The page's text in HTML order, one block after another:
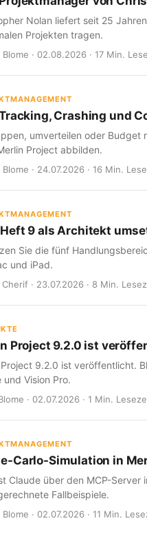
Nolan liefert seit 25
Projekten tragen.
Blome · 02.08.2026 · 17 Min.
Crashing und
umverteilen oder Budget
Project abbilden.
· 24.07.2026 · 16 Min.
9 als Architekt
Sie die fünf
und iPad.
· 23.07.2026 · 8 Min.
Project 9.2.0 ist
9.2.0 ist veröffentlicht.
und Vision Pro.
· 02.07.2026 · 1 Min.
Carlo-Simulation in
Claude über den MCP-
Fallbeispiele.
· 02.07.2026 · 11 Min.